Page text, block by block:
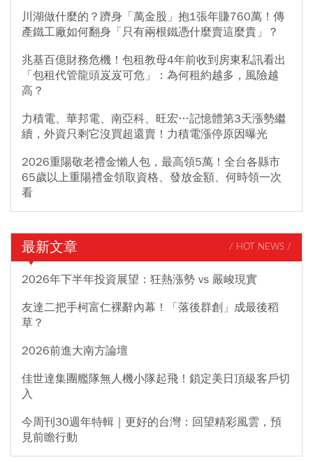
川湖做什麼的？躋身「萬金股」抱1張年賺760萬！傳
產鐵工廠如何翻身「只有兩根鐵憑什麼賣這麼貴」？
兆基百億財務危機！包租教母4年前收到房東私訊看出
「包租代管龍頭岌岌可危」：為何租約越多，風險越
高？
力積電、華邦電、南亞科、旺宏…記憶體第3天漲勢繼
續，外資只剩它沒買超還賣！力積電漲停原因曝光
2026重陽敬老禮金懶人包，最高領5萬！全台各縣市
65歲以上重陽禮金領取資格、發放金額、何時領一次
看
最新文章 / HOT NEWS /
2026年下半年投資展望：狂熱漲勢 vs 嚴峻現實
友達二把手柯富仁裸辭內幕！「落後群創」成最後稻
草？
2026前進大南方論壇
佳世達集團艦隊無人機小隊起飛！鎖定美日頂級客戶切
入
今周刊30週年特輯｜更好的台灣：回望精彩風雲，預
見前瞻行動